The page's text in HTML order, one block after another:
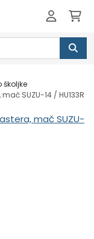
školjke
SUZU-14 / HU133R